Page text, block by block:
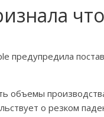
предупредила
объемы
о резком